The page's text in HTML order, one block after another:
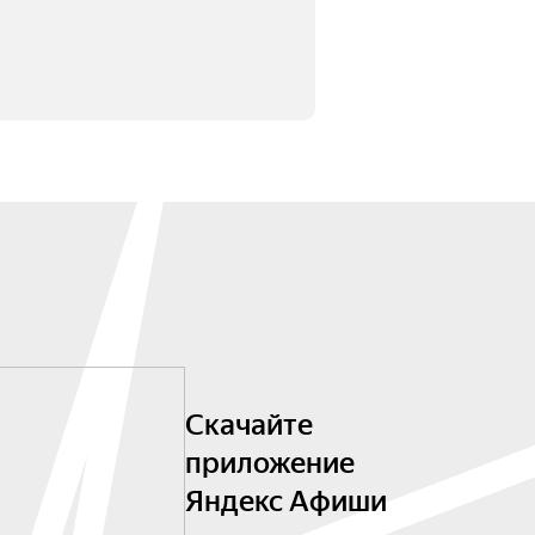
Скачайте
приложение
Яндекс Афиши